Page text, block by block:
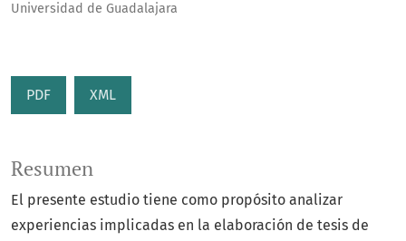
Universidad de Guadalajara
PDF XML
Resumen
El presente estudio tiene como propósito analizar
experiencias implicadas en la elaboración de tesis de